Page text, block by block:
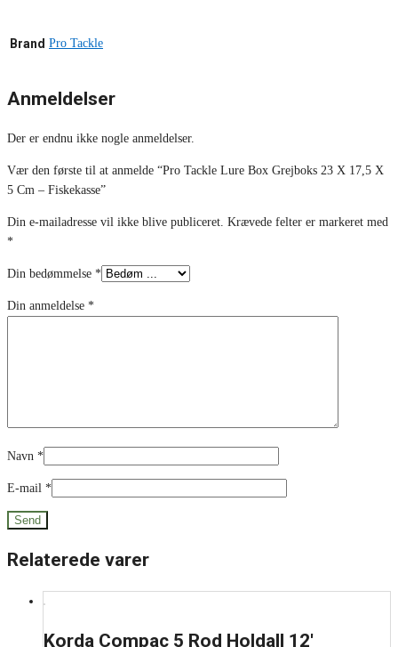
Brand Pro Tackle
Anmeldelser
Der er endnu ikke nogle anmeldelser.
Vær den første til at anmelde “Pro Tackle Lure Box Grejboks 23 X 17,5 X
5 Cm – Fiskekasse”
Din e-mailadresse vil ikke blive publiceret. Krævede felter er markeret med
*
Din bedømmelse *
Din anmeldelse *
Navn *
E-mail *
Relaterede varer
Korda Compac 5 Rod Holdall 12′